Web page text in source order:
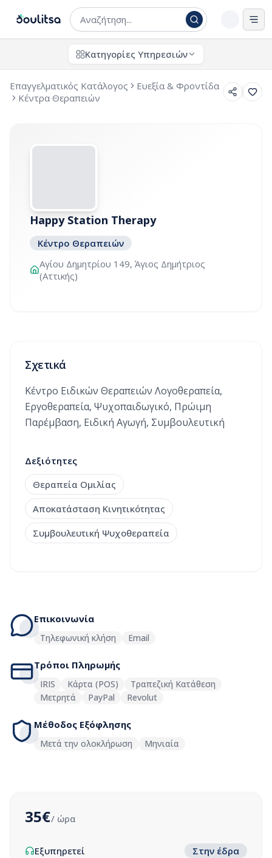
Κατηγορίες Υπηρεσιών
Επαγγελματικός Κατάλογος
Ευεξία & Φροντίδα
Κέντρα Θεραπειών
Happy Station Therapy
Κέντρο Θεραπειών
Αγίου Δημητρίου 149, Άγιος Δημήτριος
(Αττικής)
Σχετικά
Κέντρο Ειδικών Θεραπειών Λογοθεραπεία,
Εργοθεραπεία, Ψυχοπαιδωγικό, Πρώιμη
Παρέμβαση, Ειδική Αγωγή, Συμβουλευτική
Δεξιότητες
Θεραπεία Ομιλίας
Αποκατάσταση Κινητικότητας
Συμβουλευτική Ψυχοθεραπεία
Επικοινωνία
Τηλεφωνική κλήση Email
Τρόποι Πληρωμής
IRIS Κάρτα (POS)
Τραπεζική Κατάθεση
Μετρητά
PayPal Revolut
Μέθοδος Εξόφλησης
Μετά την ολοκλήρωση Μηνιαία
35€/ ώρα
Εξυπηρετεί Στην έδρα